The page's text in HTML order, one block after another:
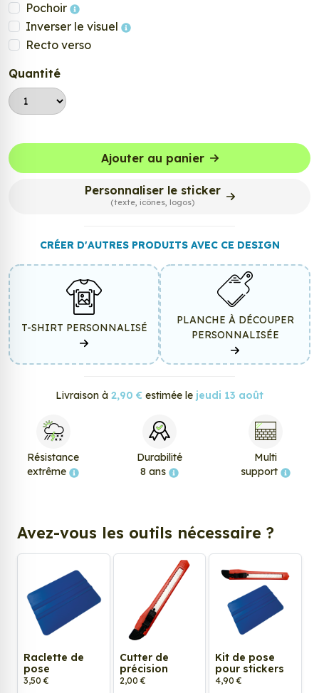
Pochoir
Inverser le visuel
Recto verso
Quantité
Ajouter au panier
Personnaliser le sticker
(texte, icônes, logos)
CRÉER D'AUTRES PRODUITS AVEC CE DESIGN
T-SHIRT PERSONNALISÉ
PLANCHE À DÉCOUPER
PERSONNALISÉE
Livraison à 2,90 € estimée le jeudi 13 août
Résistance
extrême
Durabilité
8 ans
Multi
support
Avez-vous les outils nécessaire ?
Raclette de
pose
3,50 €
Cutter de
précision
2,00 €
Kit de pose
pour stickers
4,90 €